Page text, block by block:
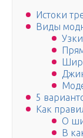
Истоки
Виды
5
Как
О
В